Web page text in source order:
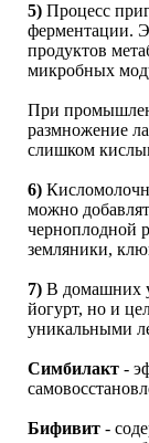
5) Процесс
ферментации.
продуктов
микробных
При
размножение
слишком
6)
можно
черноплодной
земляники,
7) В домашних
йогурт, но и
уникальными
Симбилакт -
Бифивит -